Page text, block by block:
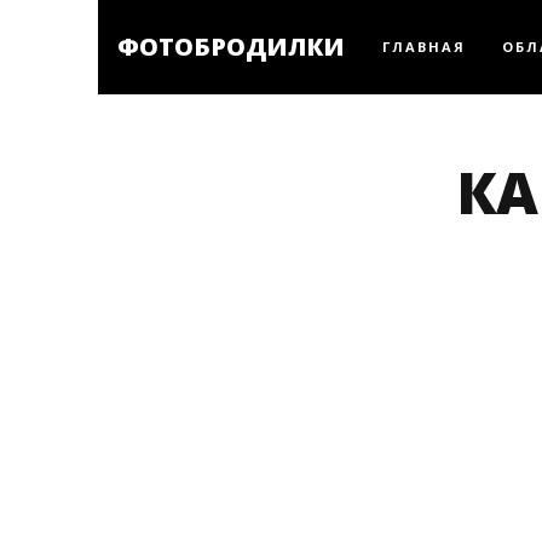
ФОТОБРОДИЛКИ ГЛАВНАЯ